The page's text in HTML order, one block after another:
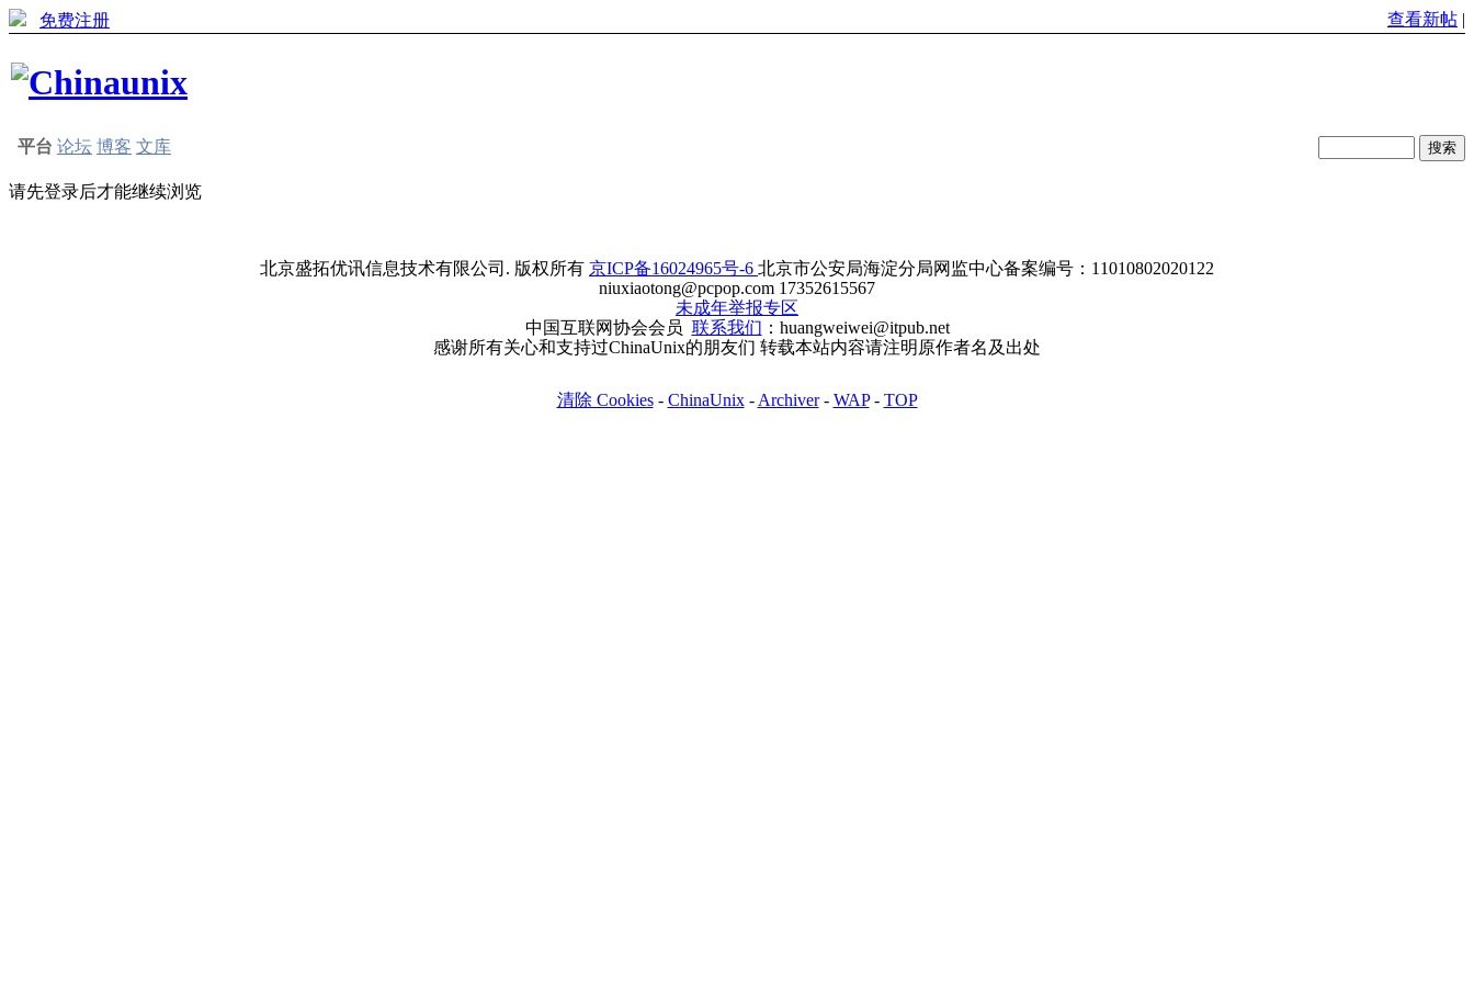
免费注册 查看新帖 |
平台 论坛 博客 文库
请先登录后才能继续浏览
北京盛拓优讯信息技术有限公司. 版权所有 京ICP备16024965号-6 北京市公安局海淀分局网监中心备案编号：11010802020122
niuxiaotong@pcpop.com 17352615567
未成年举报专区
中国互联网协会会员 联系我们 ：huangweiwei@itpub.net
感谢所有关心和支持过ChinaUnix的朋友们 转载本站内容请注明原作者名及出处
清除 Cookies- ChinaUnix- Archiver- WAP- TOP